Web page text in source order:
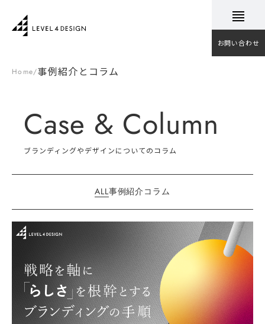
お問い合わせ
Home/事例紹介とコラム
Case & Column
ブランディングやデザインについてのコラム
ALL事例紹介 コラム